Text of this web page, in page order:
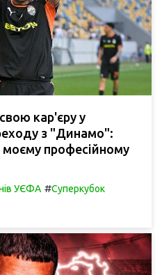
кар'єру у
з "Динамо":
моєму професійному
УЄФА #Суперкубок